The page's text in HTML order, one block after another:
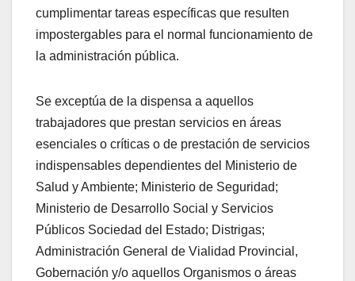
cumplimentar tareas específicas que resulten
impostergables para el normal funcionamiento de
la administración pública.
Se exceptúa de la dispensa a aquellos
trabajadores que prestan servicios en áreas
esenciales o críticas o de prestación de servicios
indispensables dependientes del Ministerio de
Salud y Ambiente; Ministerio de Seguridad;
Ministerio de Desarrollo Social y Servicios
Públicos Sociedad del Estado; Distrigas;
Administración General de Vialidad Provincial,
Gobernación y/o aquellos Organismos o áreas